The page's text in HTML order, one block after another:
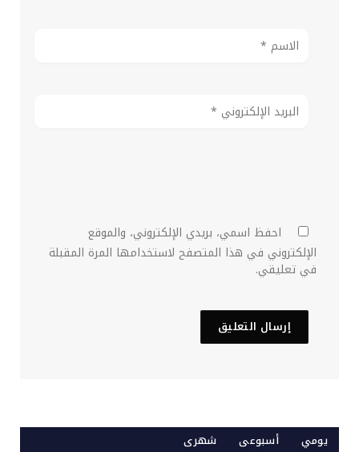
احفظ اسمي، بريدي الإلكتروني، والموقع
الإلكتروني في هذا المتصفح لاستخدامها المرة المقبلة
في تعليقي.
يومي أسبوعى شهرى